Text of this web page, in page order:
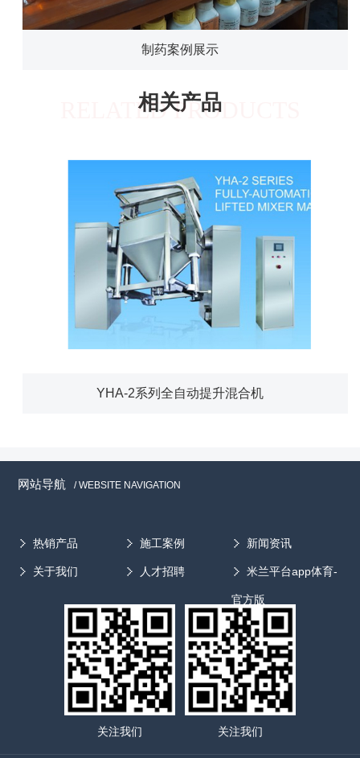
制药案例展示
相关产品
RELATED PRODUCTS
YHA-2系列全自动提升混合机
网站导航 / WEBSITE NAVIGATION
热销产品 施工案例 新闻资讯
关于我们 人才招聘 米兰平台app体育-
官方版
关注我们 关注我们